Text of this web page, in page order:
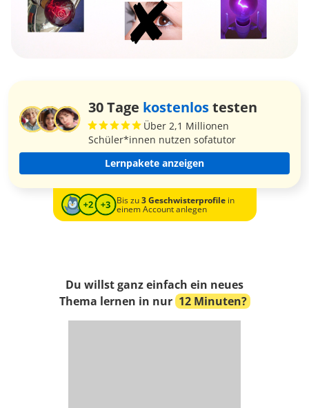
30 Tage kostenlostesten
Über 2,1 Millionen
Schüler*innen nutzen sofatutor
Lernpakete anzeigen
Bis zu3 Geschwisterprofilein
einem Account anlegen
Du willst ganz einfach ein neues
Thema lernen in nur 12 Minuten?